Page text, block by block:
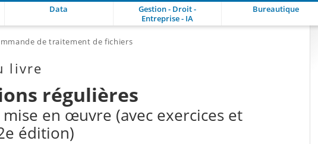
Data
Gestion - Droit -
Entreprise - IA
Bureautique
de traitement de fichiers
livre
régulières
mise en œuvre (avec exercices et
édition)